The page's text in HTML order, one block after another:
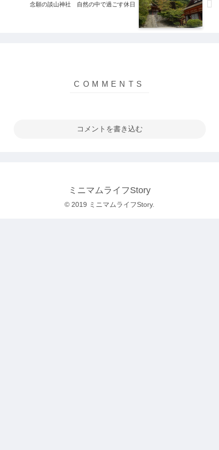
念願の談山神社 自然の中で過ごす休日
コメントを書き込む
ミニマムライフStory
© 2019 ミニマムライフStory.